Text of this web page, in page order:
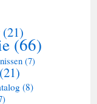
(21)
(66)
(7)
(21)
(8)